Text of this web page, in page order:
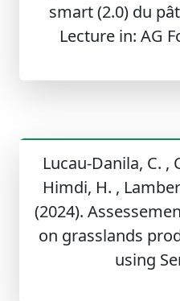
smart (2.0) du
Lecture in: AG
Lucau-Danila, C. ,
Himdi, H. ,
(2024).
on grasslands
using